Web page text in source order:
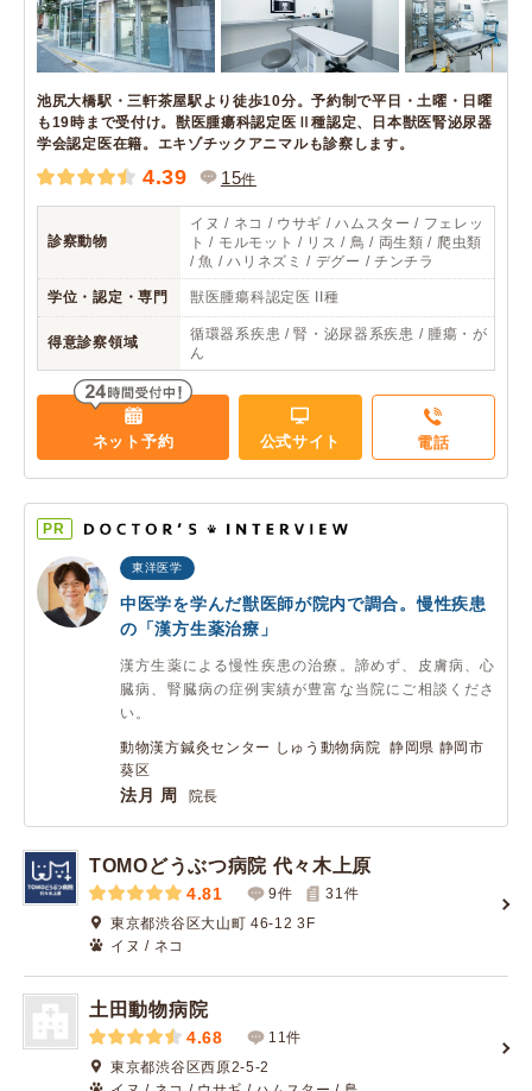
池尻大橋駅・三軒茶屋駅より徒歩10分。予約制で平日・土曜・日曜
も19時まで受付け。獣医腫瘍科認定医Ⅱ種認定、日本獣医腎泌尿器
学会認定医在籍。エキゾチックアニマルも診察します。
4.39 15件
診察動物
イヌ / ネコ / ウサギ / ハムスター / フェレッ
ト / モルモット / リス / 鳥 / 両生類 / 爬虫類
/ 魚 / ハリネズミ / デグー / チンチラ
学位・認定・専門 獣医腫瘍科認定医 II種
得意診察領域
循環器系疾患 / 腎・泌尿器系疾患 / 腫瘍・が
ん
ネット予約 公式サイト 電話
PR
東洋医学
中医学を学んだ獣医師が院内で調合。慢性疾患
の「漢方生薬治療」
漢方生薬による慢性疾患の治療。諦めず、皮膚病、心
臓病、腎臓病の症例実績が豊富な当院にご相談くださ
い。
動物漢方鍼灸センター しゅう動物病院 静岡県 静岡市
葵区
法月 周 院長
TOMOどうぶつ病院 代々木上原
4.81 9件 31 件
東京都渋谷区大山町 46-12 3F
イヌ / ネコ
土田動物病院
4.68
11件
東京都渋谷区西原2-5-2